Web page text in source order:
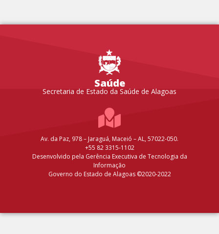
Saúde
Secretaria de Estado da Saúde de Alagoas
Av. da Paz, 978 – Jaraguá, Maceió – AL, 57022-050.
+55 82 3315-1102
Desenvolvido pela Gerência Executiva de Tecnologia da
Informação
Governo do Estado de Alagoas ©2020-2022